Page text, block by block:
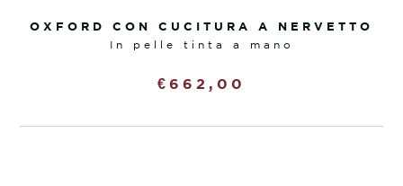
OXFORD CON CUCITURA A NERVETTO
in pelle tinta a mano
€ 662,00